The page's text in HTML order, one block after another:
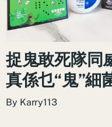
捉⻤敢死隊同
真係乜“⻤”細
By Karry113